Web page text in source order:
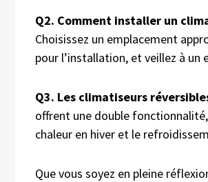
Q2. Comment installer un
Choisissez un emplacement
pour l’installation, et veillez à un
Q3. Les climatiseurs
offrent une double
chaleur en hiver et le
Que vous soyez en pleine